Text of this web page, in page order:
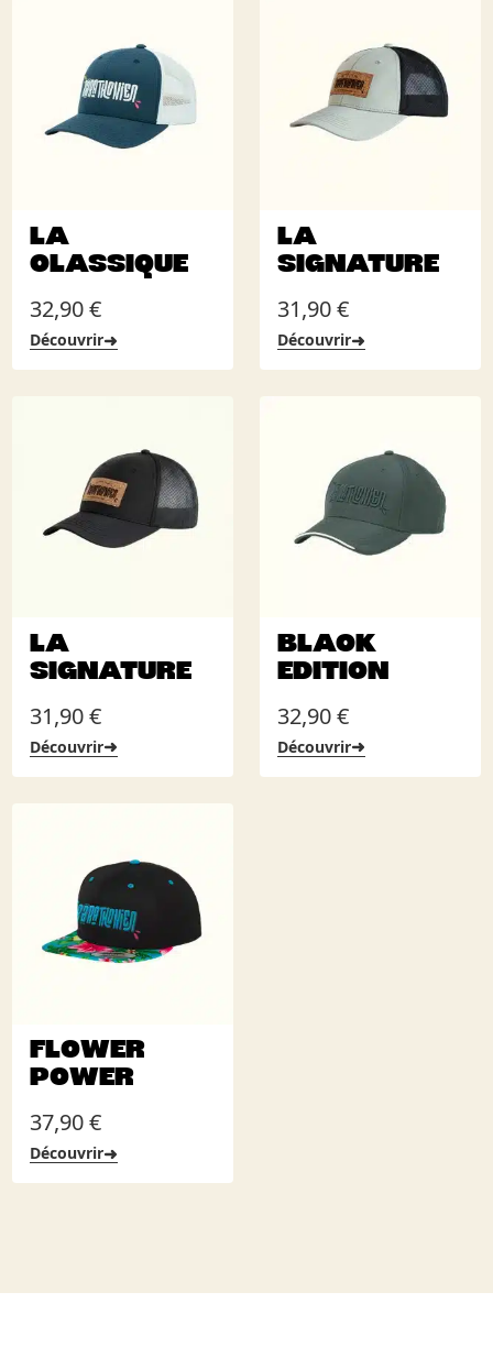
LA
CLASSIQUE
32,90€
Découvrir➜
LA
SIGNATURE
31,90€
Découvrir➜
LA
SIGNATURE
31,90€
Découvrir➜
BLACK
EDITION
32,90€
Découvrir➜
FLOWER
POWER
37,90€
Découvrir➜